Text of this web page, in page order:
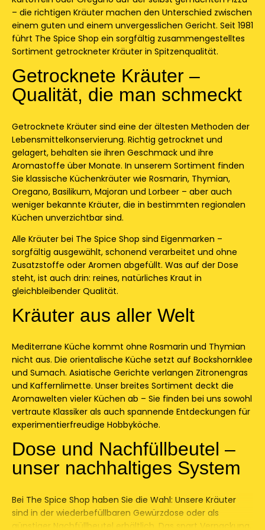
– die richtigen Kräuter machen den Unterschied zwischen
einem guten und einem unvergesslichen Gericht. Seit 1981
führt The Spice Shop ein sorgfältig zusammengestelltes
Sortiment getrockneter Kräuter in Spitzenqualität.
Getrocknete Kräuter –
Qualität, die man schmeckt
Getrocknete Kräuter sind eine der ältesten Methoden der
Lebensmittelkonservierung. Richtig getrocknet und
gelagert, behalten sie ihren Geschmack und ihre
Aromastoffe über Monate. In unserem Sortiment finden
Sie klassische Küchenkräuter wie Rosmarin, Thymian,
Oregano, Basilikum, Majoran und Lorbeer – aber auch
weniger bekannte Kräuter, die in bestimmten regionalen
Küchen unverzichtbar sind.
Alle Kräuter bei The Spice Shop sind Eigenmarken –
sorgfältig ausgewählt, schonend verarbeitet und ohne
Zusatzstoffe oder Aromen abgefüllt. Was auf der Dose
steht, ist auch drin: reines, natürliches Kraut in
gleichbleibender Qualität.
Kräuter aus aller Welt
Mediterrane Küche kommt ohne Rosmarin und Thymian
nicht aus. Die orientalische Küche setzt auf Bockshornklee
und Sumach. Asiatische Gerichte verlangen Zitronengras
und Kaffernlimette. Unser breites Sortiment deckt die
Aromawelten vieler Küchen ab – Sie finden bei uns sowohl
vertraute Klassiker als auch spannende Entdeckungen für
experimentierfreudige Hobbyköche.
Dose und Nachfüllbeutel –
unser nachhaltiges System
Bei The Spice Shop haben Sie die Wahl: Unsere Kräuter
sind in der wiederbefüllbaren Gewürzdose oder als
günstiger Nachfüllbeutel erhältlich. Das spart Verpackung,